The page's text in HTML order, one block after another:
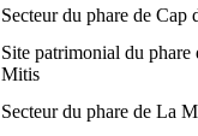
Secteur du phare de Cap
Site patrimonial du phare
Mitis
Secteur du phare de La